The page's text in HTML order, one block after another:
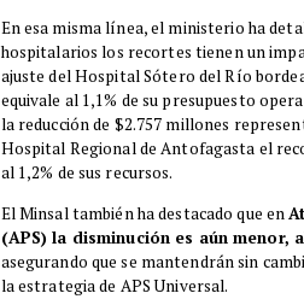
En esa misma línea, el ministerio ha
hospitalarios los recortes tienen un
ajuste del Hospital Sótero del Río
equivale al 1,1% de su presupuesto
la reducción de $2.757 millones
Hospital Regional de Antofagasta el
al 1,2% de sus recursos.
El Minsal también ha destacado que en
(APS) la disminución es aún menor,
asegurando que se mantendrán sin
la estrategia de APS Universal.